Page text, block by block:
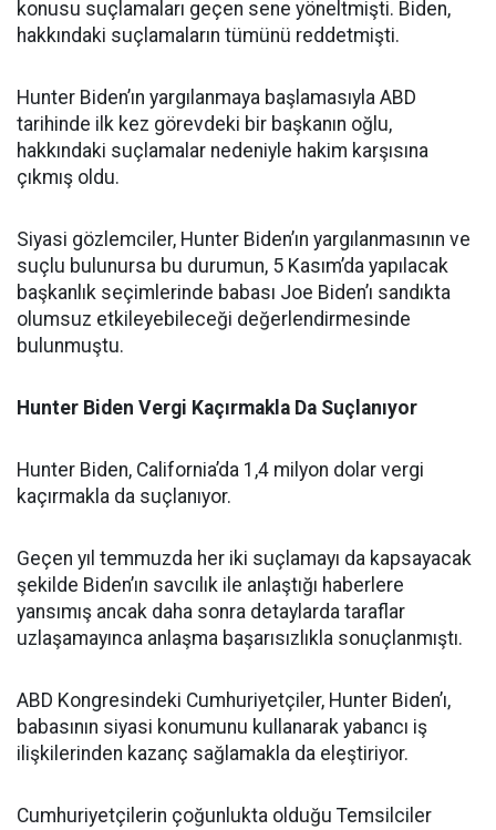
konusu suçlamaları geçen sene yöneltmişti. Biden,
hakkındaki suçlamaların tümünü reddetmişti.
Hunter Biden’ın yargılanmaya başlamasıyla ABD
tarihinde ilk kez görevdeki bir başkanın oğlu,
hakkındaki suçlamalar nedeniyle hakim karşısına
çıkmış oldu.
Siyasi gözlemciler, Hunter Biden’ın yargılanmasının ve
suçlu bulunursa bu durumun, 5 Kasım’da yapılacak
başkanlık seçimlerinde babası Joe Biden’ı sandıkta
olumsuz etkileyebileceği değerlendirmesinde
bulunmuştu.
Hunter Biden Vergi Kaçırmakla Da Suçlanıyor
Hunter Biden, California’da 1,4 milyon dolar vergi
kaçırmakla da suçlanıyor.
Geçen yıl temmuzda her iki suçlamayı da kapsayacak
şekilde Biden’ın savcılık ile anlaştığı haberlere
yansımış ancak daha sonra detaylarda taraflar
uzlaşamayınca anlaşma başarısızlıkla sonuçlanmıştı.
ABD Kongresindeki Cumhuriyetçiler, Hunter Biden’ı,
babasının siyasi konumunu kullanarak yabancı iş
ilişkilerinden kazanç sağlamakla da eleştiriyor.
Cumhuriyetçilerin çoğunlukta olduğu Temsilciler